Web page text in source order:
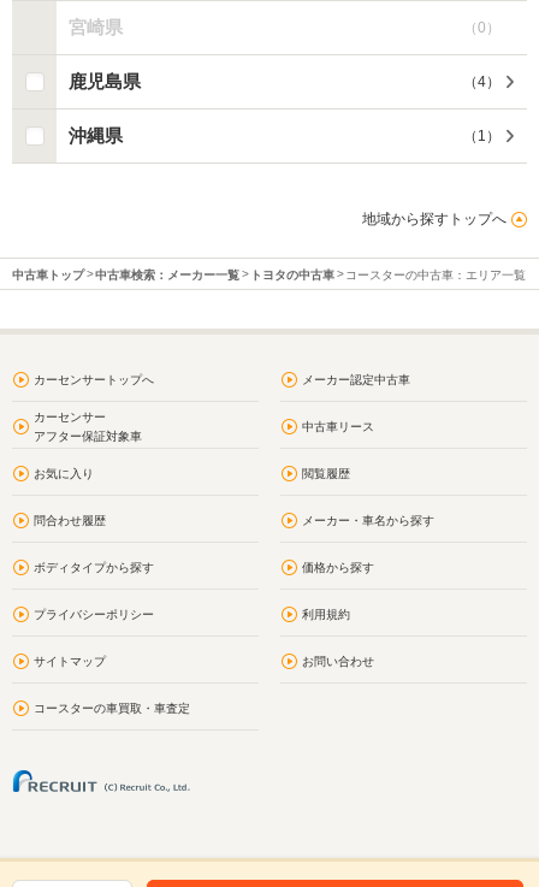
宮崎県 （0 ）
鹿児島県 （4）
沖縄県 （ 1 ）
地域から探すトップへ
中古車トップ 中古車検索：メーカー一覧 トヨタの中古車 コースターの中古車：エリア一覧
カーセンサートップへ メーカー認定中古車
カーセンサー
アフター保証対象車
中古車リース
お気に入り 閲覧履歴
問合わせ履歴 メーカー・車名から探す
ボディタイプから探す 価格から探す
プライバシーポリシー 利用規約
サイトマップ お問い合わせ
コースターの車買取・車査定